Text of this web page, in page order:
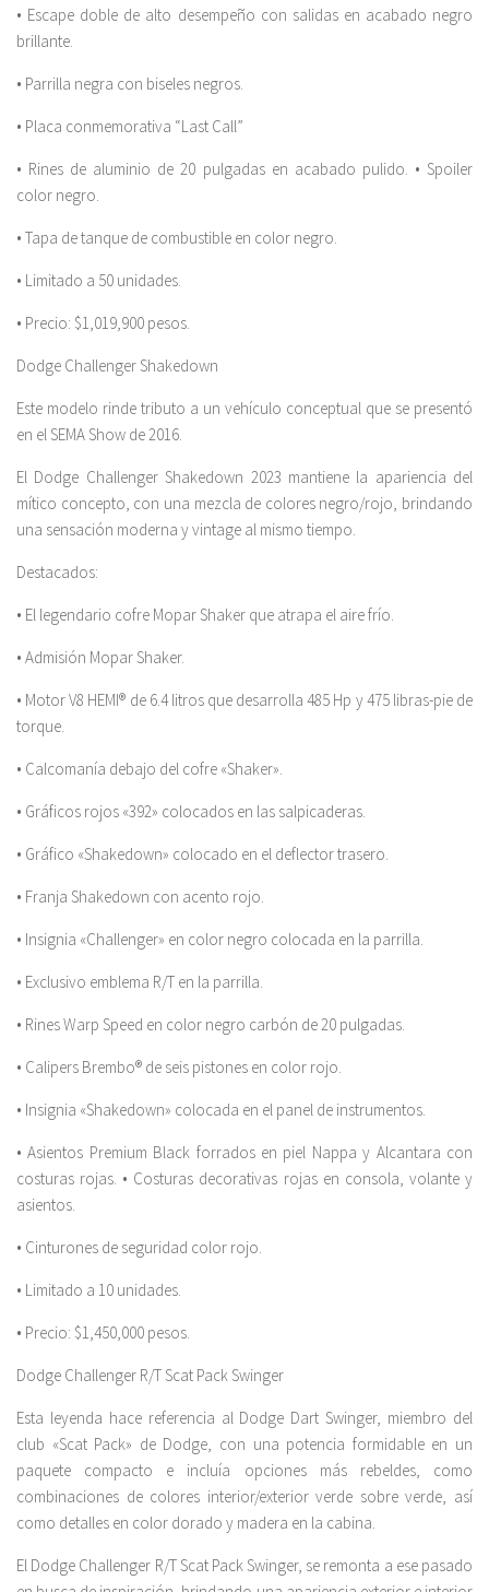
• Escape doble de alto desempeño con salidas en acabado negro
brillante.
• Parrilla negra con biseles negros.
• Placa conmemorativa “Last Call”
• Rines de aluminio de 20 pulgadas en acabado pulido. • Spoiler
color negro.
• Tapa de tanque de combustible en color negro.
• Limitado a 50 unidades.
• Precio: $1,019,900 pesos.
Dodge Challenger Shakedown
Este modelo rinde tributo a un vehículo conceptual que se presentó
en el SEMA Show de 2016.
El Dodge Challenger Shakedown 2023 mantiene la apariencia del
mítico concepto, con una mezcla de colores negro/rojo, brindando
una sensación moderna y vintage al mismo tiempo.
Destacados:
• El legendario cofre Mopar Shaker que atrapa el aire frío.
• Admisión Mopar Shaker.
• Motor V8 HEMI® de 6.4 litros que desarrolla 485 Hp y 475 libras-pie de
torque.
• Calcomanía debajo del cofre «Shaker».
• Gráficos rojos «392» colocados en las salpicaderas.
• Gráfico «Shakedown» colocado en el deflector trasero.
• Franja Shakedown con acento rojo.
• Insignia «Challenger» en color negro colocada en la parrilla.
• Exclusivo emblema R/T en la parrilla.
• Rines Warp Speed en color negro carbón de 20 pulgadas.
• Calipers Brembo® de seis pistones en color rojo.
• Insignia «Shakedown» colocada en el panel de instrumentos.
• Asientos Premium Black forrados en piel Nappa y Alcantara con
costuras rojas. • Costuras decorativas rojas en consola, volante y
asientos.
• Cinturones de seguridad color rojo.
• Limitado a 10 unidades.
• Precio: $1,450,000 pesos.
Dodge Challenger R/T Scat Pack Swinger
Esta leyenda hace referencia al Dodge Dart Swinger, miembro del
club «Scat Pack» de Dodge, con una potencia formidable en un
paquete compacto e incluía opciones más rebeldes, como
combinaciones de colores interior/exterior verde sobre verde, así
como detalles en color dorado y madera en la cabina.
El Dodge Challenger R/T Scat Pack Swinger, se remonta a ese pasado